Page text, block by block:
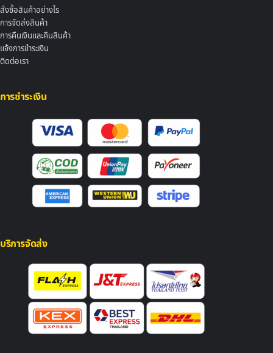
สั่งซื้อสินค้าอย่างไร
การจัดส่งสินค้า
การคืนเงินและคืนสินค้า
แจ้งการชำระเงิน
ติดต่อเรา
การชำระเงิน
บริการจัดส่ง